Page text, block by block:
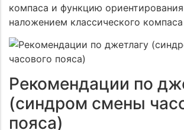
компаса и функцию
наложением классического компаса
Рекомендации по
(синдром смены
пояса)